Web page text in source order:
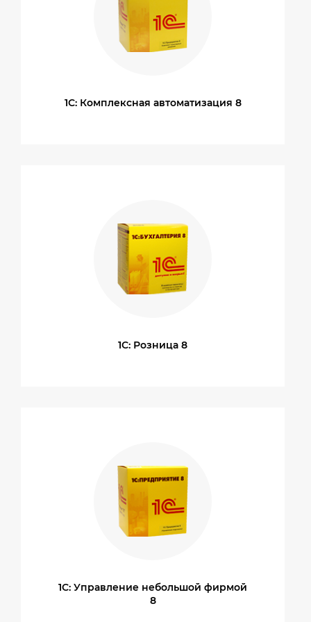
1С: Комплексная автоматизация 8
1С: Розница 8
1С: Управление небольшой фирмой
8